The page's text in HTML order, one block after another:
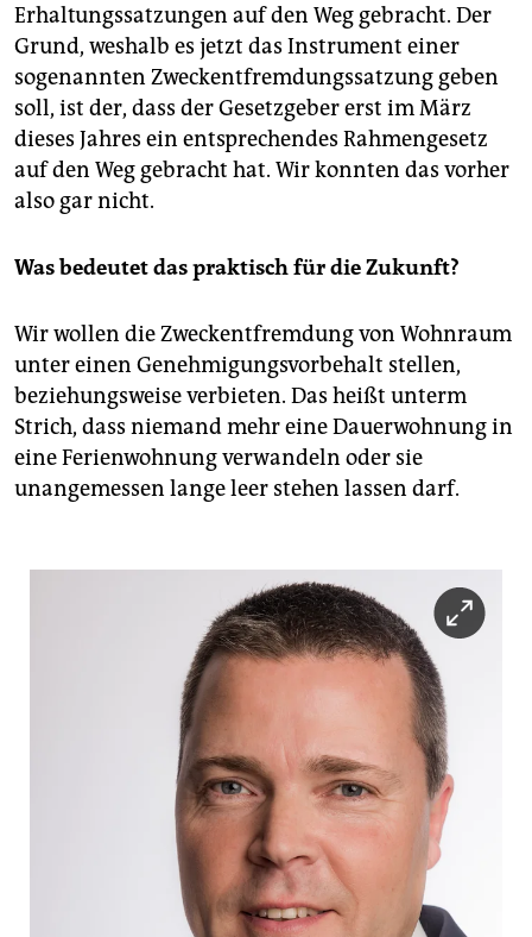
Erhaltungssatzungen auf den Weg gebracht. Der
Grund, weshalb es jetzt das Instrument einer
sogenannten Zweckentfremdungssatzung geben
soll, ist der, dass der Gesetzgeber erst im März
dieses Jahres ein entsprechendes Rahmengesetz
auf den Weg gebracht hat. Wir konnten das vorher
also gar nicht.
Was bedeutet das praktisch für die Zukunft?
Wir wollen die Zweckentfremdung von Wohnraum
unter einen Genehmigungsvorbehalt stellen,
beziehungsweise verbieten. Das heißt unterm
Strich, dass niemand mehr eine Dauerwohnung in
eine Ferienwohnung verwandeln oder sie
unangemessen lange leer stehen lassen darf.